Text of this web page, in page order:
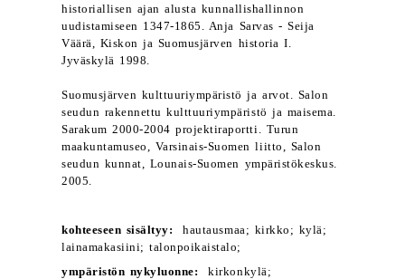
historiallisen ajan alusta kunnallishallinnon
uudistamiseen 1347-1865. Anja Sarvas - Seija
Väärä, Kiskon ja Suomusjärven historia I.
Jyväskylä 1998.
Suomusjärven kulttuuriympäristö ja arvot. Salon
seudun rakennettu kulttuuriympäristö ja maisema.
Sarakum 2000-2004 projektiraportti. Turun
maakuntamuseo, Varsinais-Suomen liitto, Salon
seudun kunnat, Lounais-Suomen ympäristökeskus.
2005.
kohteeseen sisältyy: hautausmaa; kirkko; kylä;
lainamakasiini; talonpoikaistalo;
ympäristön nykyluonne: kirkonkylä;